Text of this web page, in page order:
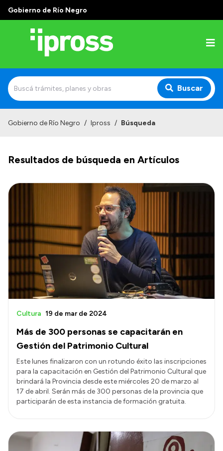
Gobierno de Río Negro
Buscar
¿Qué es IPROSS?
Autoridades
Presentación CV
Transparencia
Inversión en Salud
Licitaciones
Gobierno de Río Negro / Ipross / Búsqueda
Resultados de búsqueda en Artículos
Más de 300 personas se capacitarán en
Gestión del Patrimonio Cultural
Cultura 19 de mar de 2024
Este lunes finalizaron con un rotundo éxito las inscripciones
para la capacitación en Gestión del Patrimonio Cultural que
brindará la Provincia desde este miércoles 20 de marzo al
17 de abril. Serán más de 300 personas de la provincia que
participarán de esta instancia de formación gratuita.